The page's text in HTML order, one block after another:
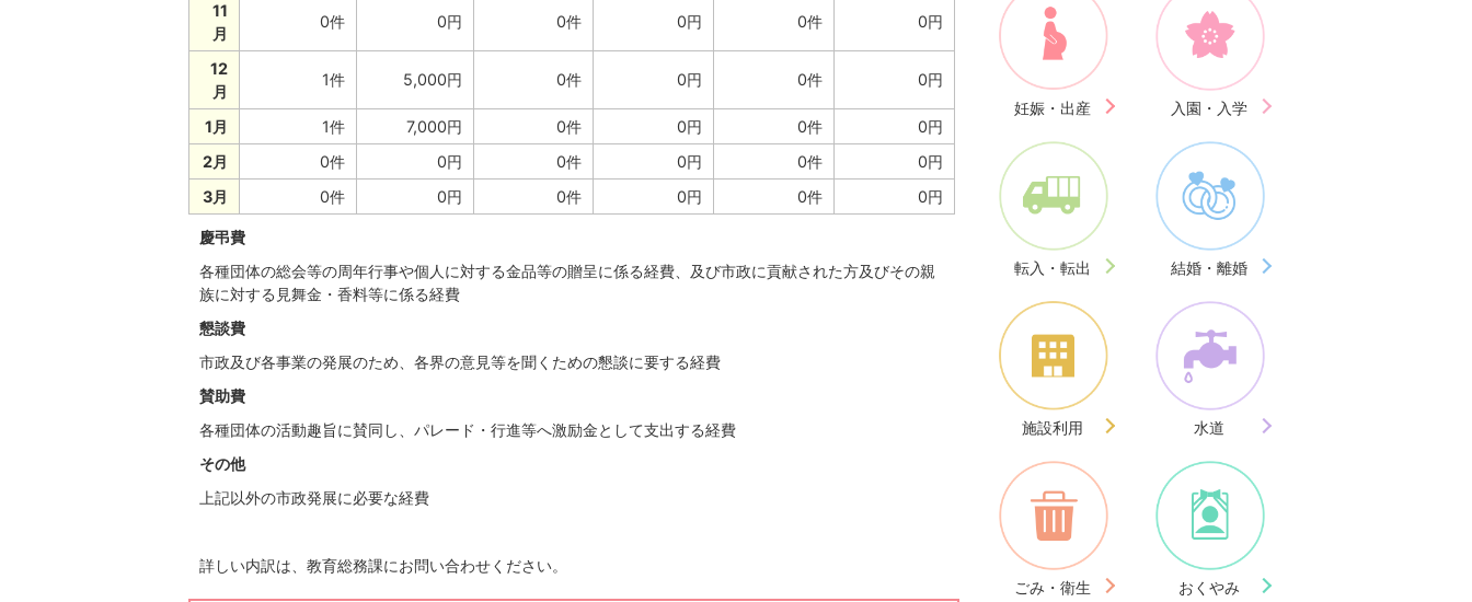
11
月
0件 0円 0件 0円 0件 0円
12
月
1件 5,000円 0件 0円 0件 0円
1月 1件 7,000円 0件 0円 0件
0円
2月
0件 0円 0件 0円 0件
0円
3月
0件 0円 0件 0円 0件 0円
慶弔費
各種団体の総会等の周年行事や個人に対する金品等の贈呈に係る経費、及び市政に貢献された方及びその親
族に対する見舞金・香料等に係る経費
懇談費
市政及び各事業の発展のため、各界の意見等を聞くための懇談に要する経費
賛助費
各種団体の活動趣旨に賛同し、パレード・行進等へ激励金として支出する経費
その他
上記以外の市政発展に必要な経費
詳しい内訳は、教育総務課にお問い合わせください。
妊娠・出産 入園・入学
転入・転出 結婚・離婚
施設利用 水道
ごみ・衛生 おくやみ